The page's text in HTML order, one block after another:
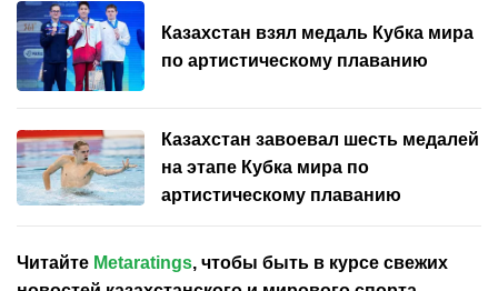
Казахстан взял медаль Кубка мира
по артистическому плаванию
Казахстан завоевал шесть медалей
на этапе Кубка мира по
артистическому плаванию
Читайте Metaratings, чтобы быть в курсе свежих